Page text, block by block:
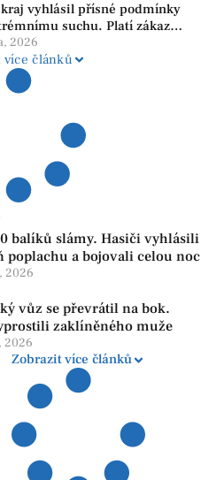
vyhlásil přísné podmínky
suchu. Platí zákaz
2026
více článků
balíků slámy. Hasiči vyhlásili
poplachu a bojovali celou noc
2026
vůz se převrátil na bok.
zaklíněného muže
2026
Zobrazit více článků